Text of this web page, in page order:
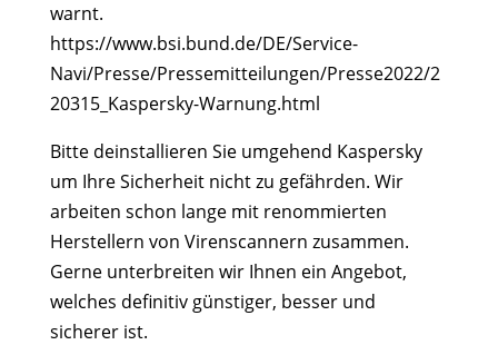
warnt.
https://www.bsi.bund.de/DE/Service-
Navi/Presse/Pressemitteilungen/Presse2022/2
20315_Kaspersky-Warnung.html
Bitte deinstallieren Sie umgehend Kaspersky
um Ihre Sicherheit nicht zu gefährden. Wir
arbeiten schon lange mit renommierten
Herstellern von Virenscannern zusammen.
Gerne unterbreiten wir Ihnen ein Angebot,
welches definitiv günstiger, besser und
sicherer ist.